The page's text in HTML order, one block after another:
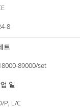
8
트
89000/set
일
P, L/C